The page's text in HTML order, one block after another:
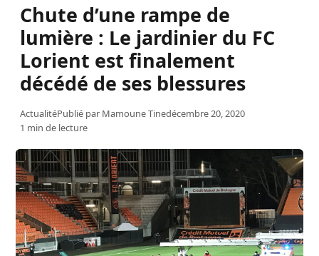
Chute d’une rampe de
lumière : Le jardinier du FC
Lorient est finalement
décédé de ses blessures
ActualitéPublié par Mamoune Tinedécembre 20, 2020
1 min de lecture